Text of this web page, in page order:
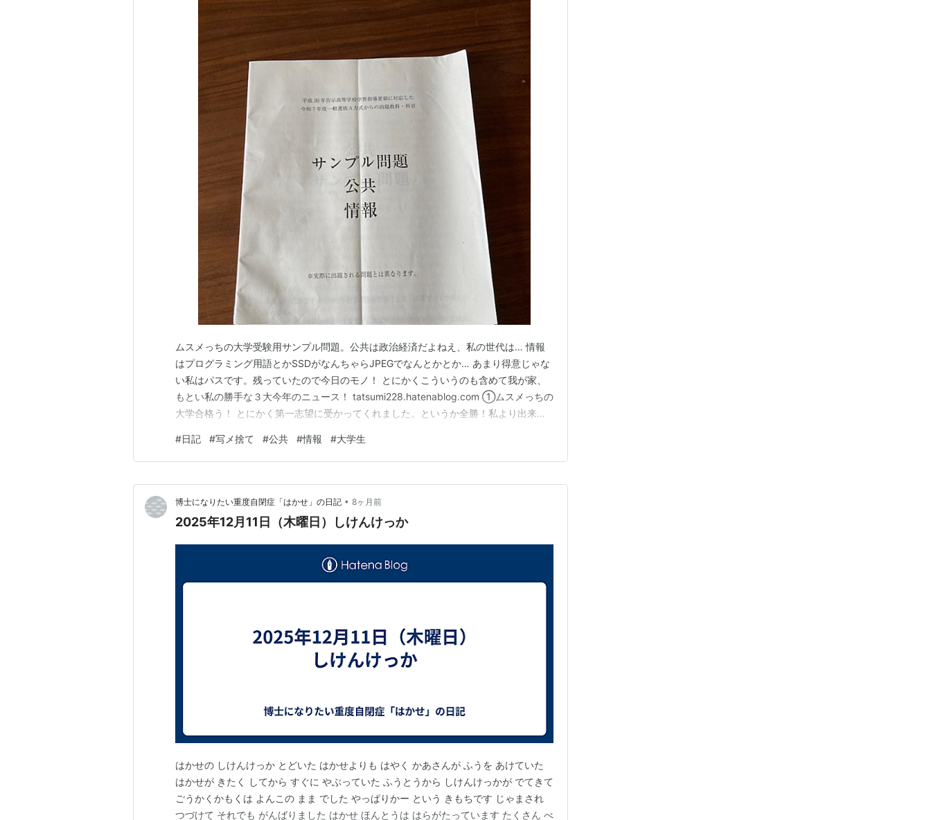
ムスメっちの大学受験用サンプル問題。公共は政治経済だよねえ、私の世代は… 情報
はプログラミング用語とかSSDがなんちゃらJPEGでなんとかとか… あまり得意じゃな
い私はパスです。残っていたので今日のモノ！ とにかくこういうのも含めて我が家、
もとい私の勝手な３大今年のニュース！ tatsumi228.hatenablog.com ①ムスメっちの
大学合格う！ とにかく第一志望に受かってくれました。というか全勝！私より出来が
しょく、大学生してくれています。そして来年には留学も決まって… どんどん若さで
進んでいきますなあ… …
#日記 #写メ捨て #公共 #情報 #大学生
博士になりたい重度自閉症「はかせ」の日記 • 8ヶ月前
2025年12月11日（木曜日）しけんけっか
はかせの しけんけっか とどいた はかせよりも はやく かあさんが ふうを あけていた
はかせが きたく してから すぐに やぶっていた ふうとうから しけんけっかが でてきて
ごうかくかもくは よんこの まま でした やっぱりかー という きもちです じゃまされ
つづけて それでも がんばりました はかせ ほんとうは はらがたっています たくさん べ